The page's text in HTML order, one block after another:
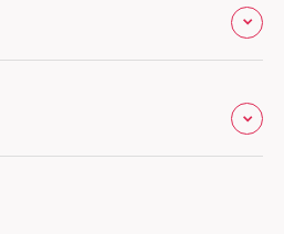
蒲生
ル新越谷
草加花栗
ル東川口
金山
島
タウン茨木太田
天神
通
モバイル大分府内町